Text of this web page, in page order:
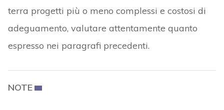
terra progetti più o meno complessi e costosi di
adeguamento, valutare attentamente quanto
espresso nei paragrafi precedenti.
NOTE